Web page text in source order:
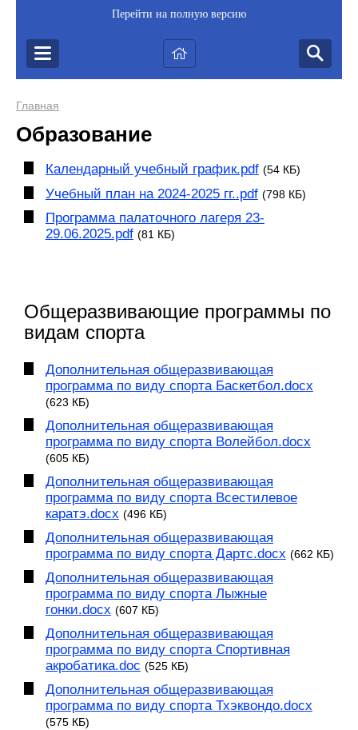
Перейти на полную версию
Главная
Образование
Календарный учебный график.pdf (54 КБ)
Учебный план на 2024-2025 гг..pdf (798 КБ)
Программа палаточного лагеря 23-
29.06.2025.pdf (81 КБ)
Общеразвивающие программы по
видам спорта
Дополнительная общеразвивающая
программа по виду спорта Баскетбол.docx
(623 КБ)
Дополнительная общеразвивающая
программа по виду спорта Волейбол.docx
(605 КБ)
Дополнительная общеразвивающая
программа по виду спорта Всестилевое
каратэ.docx (496 КБ)
Дополнительная общеразвивающая
программа по виду спорта Дартс.docx (662 КБ)
Дополнительная общеразвивающая
программа по виду спорта Лыжные
гонки.docx (607 КБ)
Дополнительная общеразвивающая
программа по виду спорта Спортивная
акробатика.doc (525 КБ)
Дополнительная общеразвивающая
программа по виду спорта Тхэквондо.docx
(575 КБ)